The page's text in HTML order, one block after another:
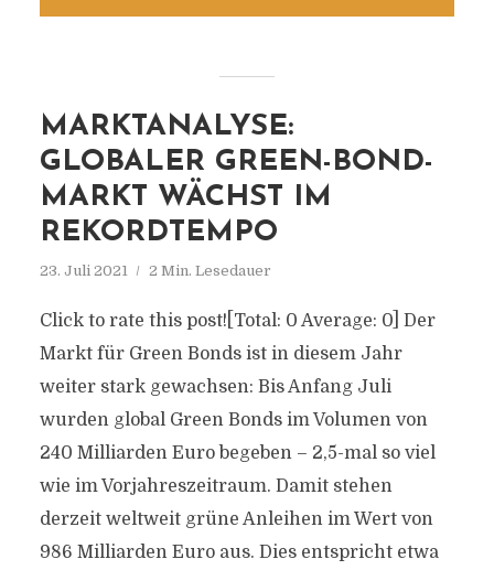
MARKTANALYSE:
GLOBALER GREEN-BOND-
MARKT WÄCHST IM
REKORDTEMPO
23. Juli 2021 2 Min. Lesedauer
Click to rate this post![Total: 0 Average: 0] Der
Markt für Green Bonds ist in diesem Jahr
weiter stark gewachsen: Bis Anfang Juli
wurden global Green Bonds im Volumen von
240 Milliarden Euro begeben – 2,5-mal so viel
wie im Vorjahreszeitraum. Damit stehen
derzeit weltweit grüne Anleihen im Wert von
986 Milliarden Euro aus. Dies entspricht etwa